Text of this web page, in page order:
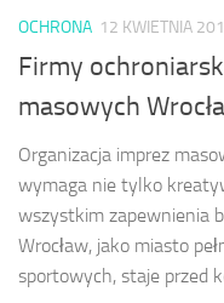
OCHRONA 12 KWIETNIA
Firmy
masowych
Organizacja imprez
wymaga nie tylko
wszystkim zapewnienia
Wrocław, jako miasto
sportowych, staje przed